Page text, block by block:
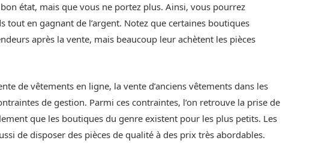
état, mais que vous ne portez plus. Ainsi, vous pourrez
tout en gagnant de l’argent. Notez que certaines boutiques
après la vente, mais beaucoup leur achètent les pièces
de vêtements en ligne, la vente d’anciens vêtements dans les
de gestion. Parmi ces contraintes, l’on retrouve la prise de
que les boutiques du genre existent pour les plus petits. Les
de disposer des pièces de qualité à des prix très abordables.